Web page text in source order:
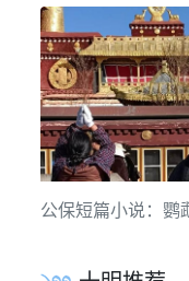
公保短篇小说：鹦